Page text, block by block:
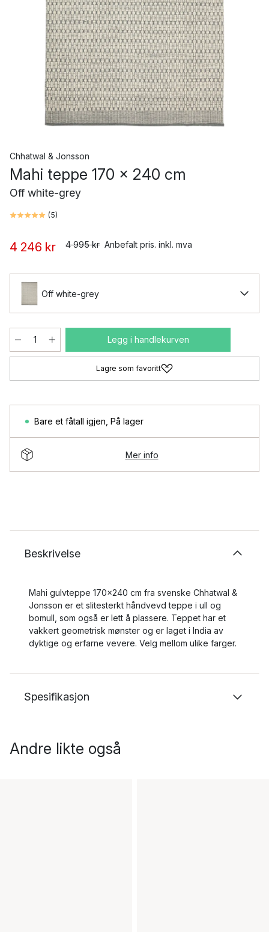
Chhatwal & Jonsson
Mahi teppe 170 x 240 cm
Off white-grey
(5)
4 246 kr 4 995 kr Anbefalt pris. inkl. mva
Off white-grey
Legg i handlekurven
Lagre som favoritt
Bare et fåtall igjen På lager
Mer info
Beskrivelse
Mahi gulvteppe 170x240 cm fra svenske Chhatwal &
Jonsson er et slitesterkt håndvevd teppe i ull og
bomull, som også er lett å plassere. Teppet har et
vakkert geometrisk mønster og er laget i India av
dyktige og erfarne vevere. Velg mellom ulike farger.
Spesifikasjon
Andre likte også